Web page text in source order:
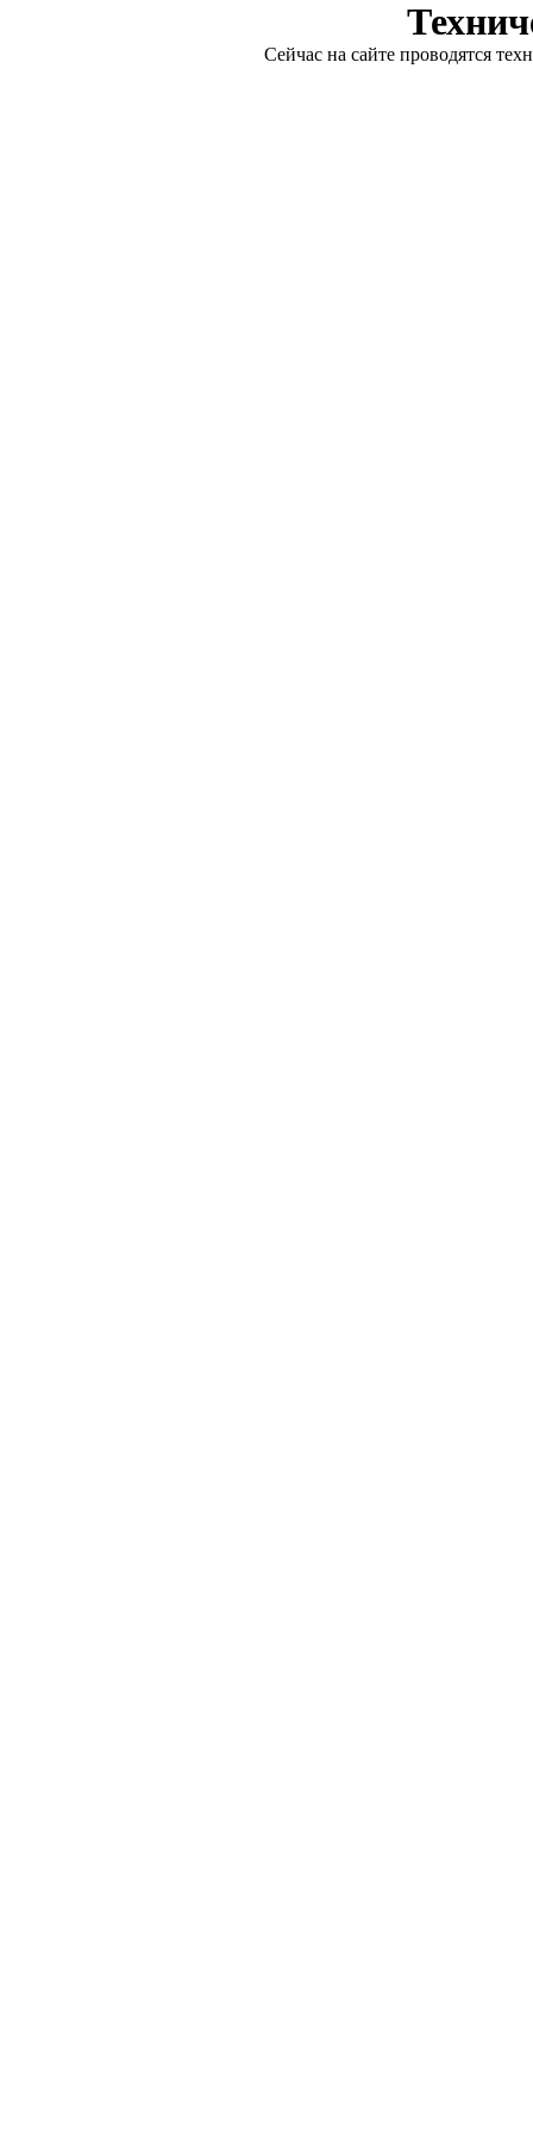
Сейчас на сайте проводятся